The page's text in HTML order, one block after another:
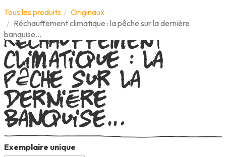
Tous les produits
Originaux
Réchauffement climatique : la pêche sur la dernière
banquise…
Réchauffement
climatique : la
pêche sur la
dernière
banquise…
Exemplaire unique